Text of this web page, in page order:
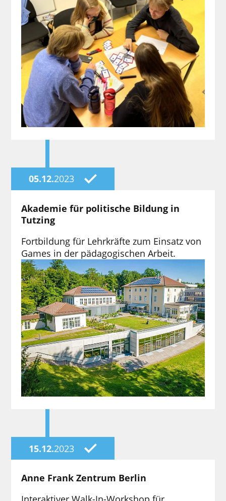
05.12.2023
Akademie für politische Bildung in
Tutzing
Fortbildung für Lehrkräfte zum Einsatz von
Games in der pädagogischen Arbeit.
15.12.2023
Anne Frank Zentrum Berlin